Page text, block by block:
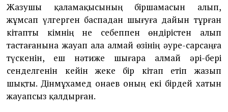
Жазушы қаламақысының біршамасын алып,
жұмсап үлгерген баспадан шығуға дайын тұрған
кітапты кімнің не себеппен өндірістен алып
тастағанына жауап ала алмай өзінің әуре-сарсаңға
түскенін, еш нәтиже шығара алмай әрі-бері
сенделгенін кейін жеке бір кітап етіп жазып
шықты. Дінмұхамед Қонаев оның екі бірдей хатын
жауапсыз қалдырған.